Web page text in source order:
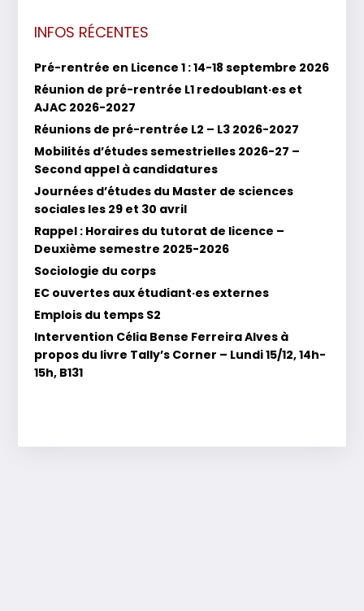
INFOS RÉCENTES
Pré-rentrée en Licence 1 : 14-18 septembre 2026
Réunion de pré-rentrée L1 redoublant·es et
AJAC 2026-2027
Réunions de pré-rentrée L2 – L3 2026-2027
Mobilités d’études semestrielles 2026-27 –
Second appel à candidatures
Journées d’études du Master de sciences
sociales les 29 et 30 avril
Rappel : Horaires du tutorat de licence –
Deuxième semestre 2025-2026
Sociologie du corps
EC ouvertes aux étudiant·es externes
Emplois du temps S2
Intervention Célia Bense Ferreira Alves à
propos du livre Tally’s Corner – Lundi 15/12, 14h-
15h, B131